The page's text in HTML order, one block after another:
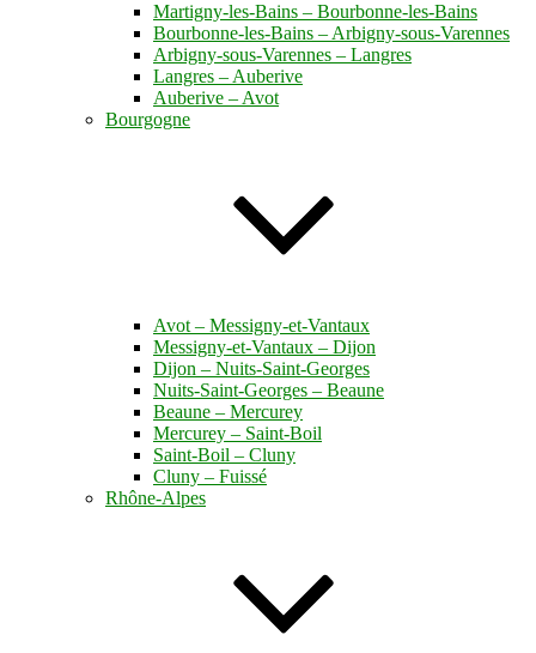
Martigny-les-Bains – Bourbonne-les-Bains
Bourbonne-les-Bains – Arbigny-sous-Varennes
Arbigny-sous-Varennes – Langres
Langres – Auberive
Auberive – Avot
Bourgogne
Avot – Messigny-et-Vantaux
Messigny-et-Vantaux – Dijon
Dijon – Nuits-Saint-Georges
Nuits-Saint-Georges – Beaune
Beaune – Mercurey
Mercurey – Saint-Boil
Saint-Boil – Cluny
Cluny – Fuissé
Rhône-Alpes